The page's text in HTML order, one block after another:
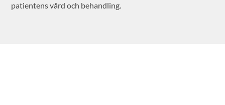
patientens vård och behandling.